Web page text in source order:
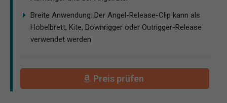
Breite Anwendung: Der Angel-Release-Clip kann als
Hobelbrett, Kite, Downrigger oder Outrigger-Release
verwendet werden
Preis prüfen